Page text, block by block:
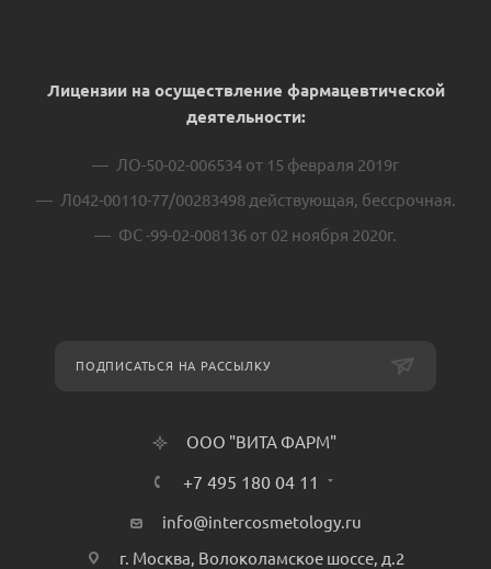
Лицензии на осуществление фармацевтической
деятельности:
ЛО-50-02-006534 от 15 февраля 2019г
Л042-00110-77/00283498 действующая, бессрочная.
ФС -99-02-008136 от 02 ноября 2020г.
ПОДПИСАТЬСЯ НА РАССЫЛКУ
ООО "ВИТА ФАРМ"
+7 495 180 04 11
info@intercosmetology.ru
г. Москва, Волоколамское шоссе, д.2